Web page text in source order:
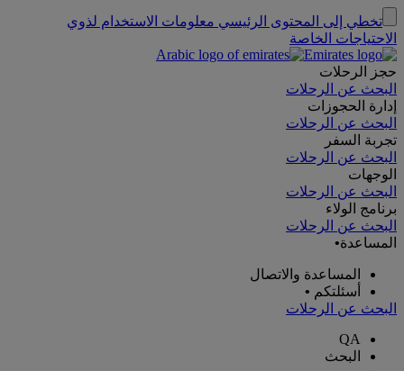
تخطي إلى المحتوى الرئيسي معلومات الاستخدام لذوي
الاحتياجات الخاصة
حجز الرحلات
البحث عن الرحلات
إدارة الحجوزات
البحث عن الرحلات
تجربة السفر
البحث عن الرحلات
الوجهات
البحث عن الرحلات
برنامج الولاء
البحث عن الرحلات
المساعدة•
المساعدة والاتصال
أسئلتكم •
البحث عن الرحلات
QA
البحث